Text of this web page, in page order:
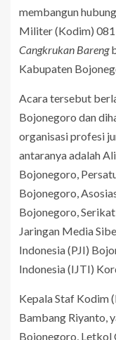
membangun
Militer (Kodim)
Cangkrukan Bareng
Kabupaten
Acara tersebut
Bojonegoro dan
organisasi profesi
antaranya adalah
Bojonegoro,
Bojonegoro,
Bojonegoro,
Jaringan Media
Indonesia (PJI)
Indonesia (IJTI)
Kepala Staf Kodim
Bambang Riyanto,
Bojonegoro, Letkol